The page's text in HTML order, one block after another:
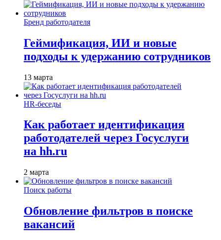
Бренд работодателя
Геймификация, ИИ и новые
подходы к удержанию сотрудников
13 марта
HR-беседы
Как работает идентификация
работодателей через Госуслуги
на hh.ru
2 марта
Поиск работы
Обновление фильтров в поиске
вакансий